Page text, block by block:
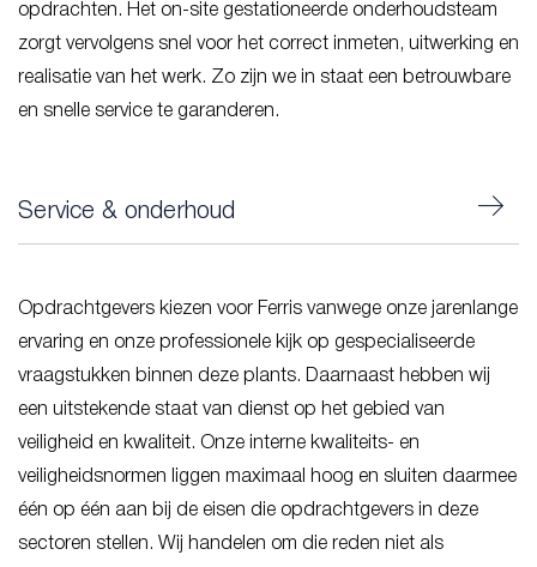
opdrachten. Het on-site gestationeerde onderhoudsteam
zorgt vervolgens snel voor het correct inmeten, uitwerking en
realisatie van het werk. Zo zijn we in staat een betrouwbare
en snelle service te garanderen.
Service & onderhoud
Opdrachtgevers kiezen voor Ferris vanwege onze jarenlange
ervaring en onze professionele kijk op gespecialiseerde
vraagstukken binnen deze plants. Daarnaast hebben wij
een uitstekende staat van dienst op het gebied van
veiligheid en kwaliteit. Onze interne kwaliteits- en
veiligheidsnormen liggen maximaal hoog en sluiten daarmee
één op één aan bij de eisen die opdrachtgevers in deze
sectoren stellen. Wij handelen om die reden niet als